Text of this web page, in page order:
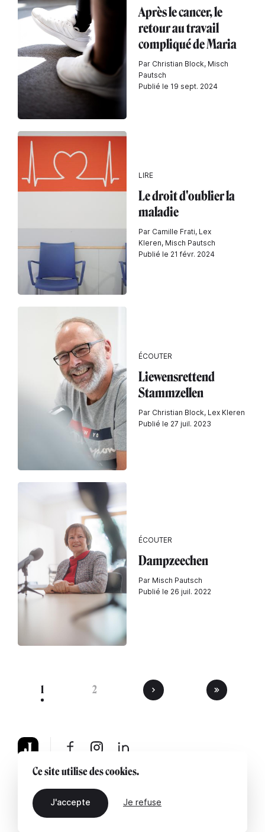
Après le cancer, le
retour au travail
compliqué de Maria
Par Christian Block, Misch
Pautsch
Publié le 19 sept. 2024
LIRE
Le droit d'oublier la
maladie
Par Camille Frati, Lex
Kleren, Misch Pautsch
Publié le 21 févr. 2024
ÉCOUTER
Liewensrettend
Stammzellen
Par Christian Block, Lex Kleren
Publié le 27 juil. 2023
ÉCOUTER
Dampzeechen
Par Misch Pautsch
Publié le 26 juil. 2022
1 2
À propos Mentions légales Contactez-nous
Ce site utilise des cookies.
J'accepte Je refuse